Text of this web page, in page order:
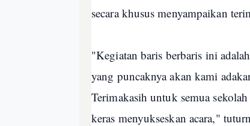
secara khusus menyampaikan
"Kegiatan baris berbaris ini
yang puncaknya akan kami
Terimakasih untuk semua
keras menyukseskan acara,"